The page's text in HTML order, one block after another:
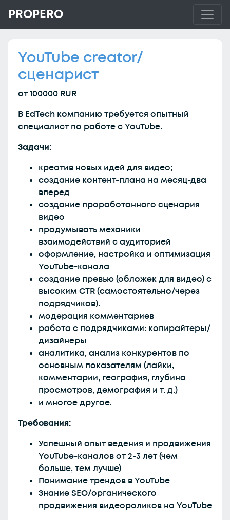
PROPERO
YouTube creator/
сценарист
от 100000 RUR
В EdTech компанию требуется опытный
специалист по работе с YouTube.
Задачи:
креатив новых идей для видео;
создание контент-плана на месяц-два
вперед
создание проработанного сценария
видео
продумывать механики
взаимодействий с аудиторией
оформление, настройка и оптимизация
YouTube-канала
создание превью (обложек для видео) с
высоким CTR (самостоятельно/через
подрядчиков).
модерация комментариев
работа с подрядчиками: копирайтеры/
дизайнеры
аналитика, анализ конкурентов по
основным показателям (лайки,
комментарии, география, глубина
просмотров, демография и т. д.)
и многое другое.
Требования:
Успешный опыт ведения и продвижения
YouTube-каналов от 2-3 лет (чем
больше, тем лучше)
Понимание трендов в YouTube
Знание SEO/органического
продвижения видеороликов на YouTube